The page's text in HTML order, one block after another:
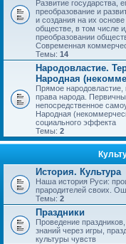
Развитие государства,
преобразование и
и создания на их
обществе, в том числе
преобразовании
Современная
Темы: 14
Народовластие.
Народная
Прямое народовластие,
права народа.
непосредственное
Народная
социального эффекта
Темы: 2
История. Культура
Наша история Руси:
прародителей своих.
Темы: 2
Праздники
Проведение
знаний через игры,
культуры чувств